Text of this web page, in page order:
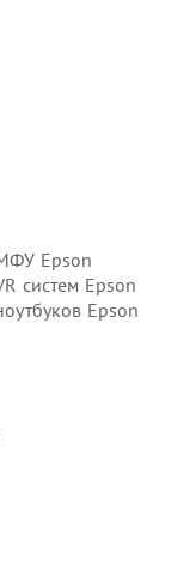
Epson
систем Epson
Epson